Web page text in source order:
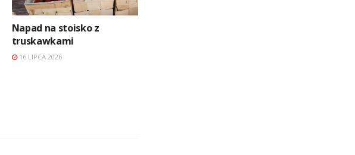
Napad na stoisko z
truskawkami
16 LIPCA 2026